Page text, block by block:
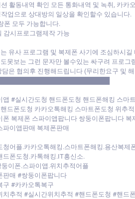
활동내역 확인 모든 통화내역 및 녹취, 카카
업으로 상대방의 일상을 확인할수 있습니다.
폰 모두 가능합니다.
시프로그램제작 가능
유사 프로그램 및 복제폰 사기에 조심하시길
못보는 그런 문자만 볼수있는 싸구려 프로그
은 협의후 진행해드립니다 (무리한요구 및
#실시간도청 핸드폰도청 핸드폰해킹 스마
드폰도청 카카오톡해킹 스마트폰도청 위추
복제폰 스파이앱팝니다 쌍둥이폰팝니다 복
이앱판매 복제폰판매
청어플.카카오톡해킹.스마트폰해킹.용산복제
드폰도청.카톡해킹.IT흥신소.
이폰.스파이앱.위치추적어플
판매 #쌍둥이폰팝니다
구 #카카오톡복구
치추적 #실시간위치추적 #핸드폰도청 #핸드